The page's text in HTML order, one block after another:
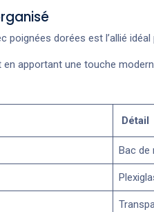
poignées dorées est l’allié
apportant une touche
Détail
Bac de